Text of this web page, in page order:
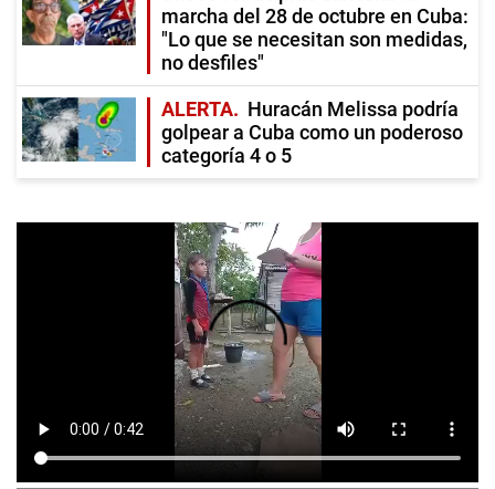
marcha del 28 de octubre en Cuba:
"Lo que se necesitan son medidas,
no desfiles"
ALERTA
Huracán Melissa podría
golpear a Cuba como un poderoso
categoría 4 o 5